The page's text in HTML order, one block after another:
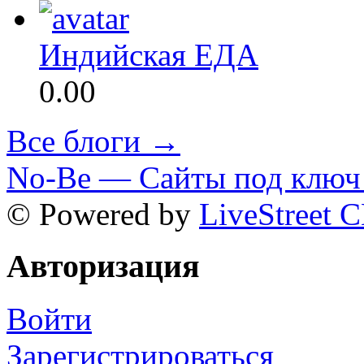
Индийская ЕДА
0.00
Все блоги →
No-Be — Сайты под ключ
© Powered by LiveStreet
Авторизация
Войти
Зарегистрироваться